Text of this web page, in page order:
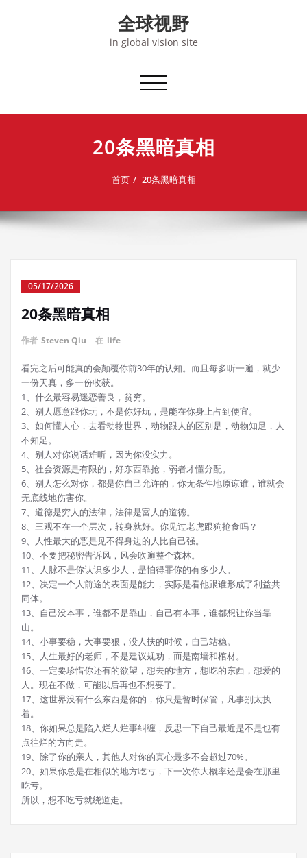
全球视野
in global vision site
切
导
20条黑暗真相
首页 20条黑暗真相
05/17/2026
20条黑暗真相
作者 Steven Qiu 在 life
看完之后可能真的会颠覆你前30年的认知。而且每多听一遍，就少
一份天真，多一份收获。
1、什么最容易迷恋善良，贫穷。
2、别人愿意跟你玩，不是你好玩，是能在你身上占到便宜。
3、如何懂人心，去看动物世界，动物跟人的区别是，动物知足，人
不知足。
4、别人对你说话难听，因为你没实力。
5、社会资源是有限的，好东西靠抢，弱者才懂分配。
6、别人怎么对你，都是你自己允许的，你无条件地原谅谁，谁就会
无底线地伤害你。
7、道德是穷人的法律，法律是富人的道德。
8、三观不在一个层次，转身就好。你见过老虎跟狗抢食吗？
9、人性最大的恶是见不得身边的人比自己强。
10、不要把秘密告诉风，风会吹遍整个森林。
11、人脉不是你认识多少人，是怕得罪你的有多少人。
12、决定一个人前途的表面是能力，实际是看他跟谁形成了利益共
同体。
13、自己没本事，谁都不是靠山，自己有本事，谁都想让你当靠
山。
14、小事要稳，大事要狠，没人扶的时候，自己站稳。
15、人生最好的老师，不是建议规劝，而是南墙和棺材。
16、一定要珍惜你还有的欲望，想去的地方，想吃的东西，想爱的
人。现在不做，可能以后再也不想要了。
17、这世界没有什么东西是你的，你只是暂时保管，凡事别太执
着。
18、你如果总是陷入烂人烂事纠缠，反思一下自己最近是不是也有
点往烂的方向走。
19、除了你的亲人，其他人对你的真心最多不会超过70%。
20、如果你总是在相似的地方吃亏，下一次你大概率还是会在那里
吃亏。
所以，想不吃亏就绕道走。